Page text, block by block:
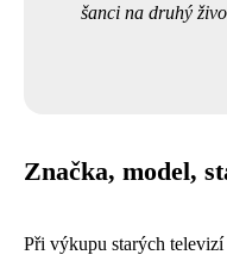
šanci na druhý
Značka, model,
Při výkupu starých